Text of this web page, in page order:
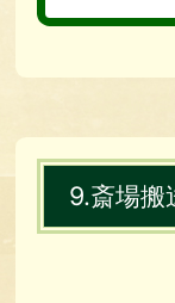
9.斎場搬